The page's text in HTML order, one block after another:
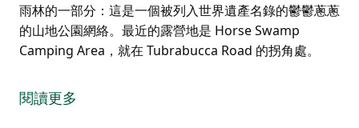
雨林的一部分：這是一個被列入世界遺產名錄的鬱鬱蔥蔥
的山地公園網絡。最近的露營地是 Horse Swamp
Camping Area，就在 Tubrabucca Road 的拐角處。
林頓山國家公園 (Barrington Tops National Park)，位
於巴林頓海岸的最高點。
閱讀更多